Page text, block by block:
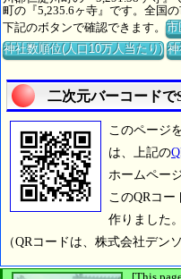
町の『5,235.6ヶ寺』です。全国
下記のボタンで確認できます。市
神社数順位(人口10万人当たり)
二次元バーコードで
このページ
は、上記の
ホームペー
このQRコー
作りました。
（QRコードは、株式会社デン